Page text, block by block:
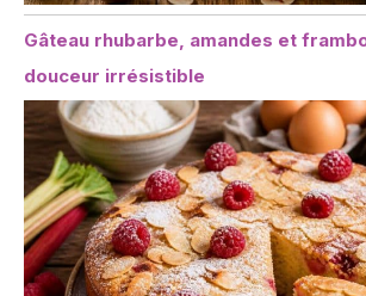
Gâteau rhubarbe, amandes et
douceur irrésistible